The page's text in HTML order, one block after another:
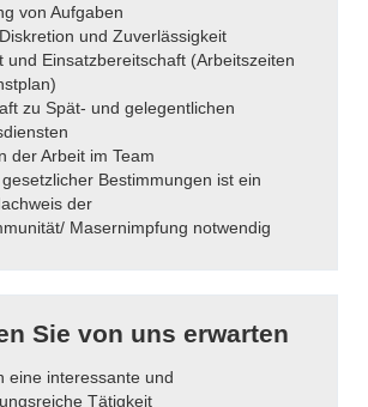
von Aufgaben
und Zuverlässigkeit
und Einsatzbereitschaft (Arbeitszeiten
zu Spät- und gelegentlichen
der Arbeit im Team
Bestimmungen ist ein
der
Masernimpfung notwendig
Sie von uns erwarten
eine interessante und
Tätigkeit